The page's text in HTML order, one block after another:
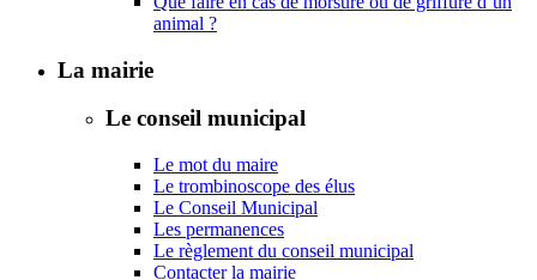
animal ?
La mairie
Le conseil municipal
Le mot du maire
Le trombinoscope des élus
Le Conseil Municipal
Les permanences
Le règlement du conseil municipal
Contacter la mairie